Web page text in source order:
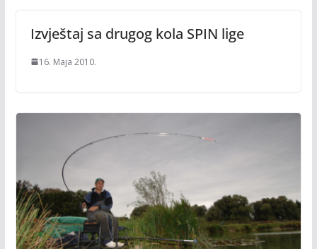
Izvještaj sa drugog kola SPIN lige
16. Maja 2010.